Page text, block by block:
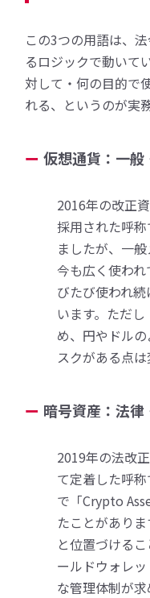
この3つの用語は、
るロジックで動いて
対して・何の目的で
れる、というのが実
仮想通貨：一般
2016年の改正
採用された呼
ましたが、一
今も広く使わ
びたび使われ
います。ただ
め、円やドル
スクがある点は
暗号資産：法
2019年の法改
て定着した呼
で「Crypto
たことがありま
と位置づける
ールドウォレ
な管理体制が